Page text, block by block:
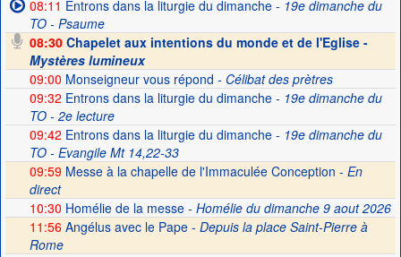
08:11 Entrons dans la liturgie du dimanche- 19e dimanche du
TO - Psaume
08:30Chapelet aux intentions du monde et de l'Eglise -
Mystères lumineux
09:00 Monseigneur vous répond - Célibat des prètres
09:32 Entrons dans la liturgie du dimanche- 19e dimanche du
TO - 2e lecture
09:42 Entrons dans la liturgie du dimanche- 19e dimanche du
TO - Evangile Mt 14,22-33
09:59 Messe à la chapelle de l'Immaculée Conception - En
direct
10:30 Homélie de la messe- Homélie du dimanche 9 aout 2026
11:56 Angélus avec le Pape - Depuis la place Saint-Pierre à
Rome